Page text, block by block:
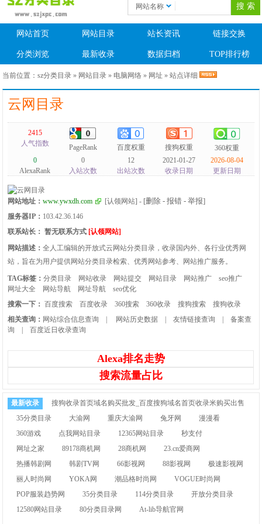
网站名称
网站首页 网站目录 站长资讯 链接交换
分类浏览 最新收录 数据归档 TOP排行榜
当前位置：sz分类目录 » 网站目录 » 电脑网络 » 网址 » 站点详细
云网目录
2415
人气指数
PageRank 百度权重 搜狗权重
360权重
0
AlexaRank
0
入站次数
12
出站次数
2021-01-27
收录日期
2026-08-04
更新日期
网站地址：www.ywxdh.com [认领网站] - [删除 - 报错 - 举报]
服务器IP： 103.42.36.146
联系站长： 暂无联系方式 [认领网站]
网站描述：全人工编辑的开放式云网站分类目录，收录国内外、各行业优秀网
站，旨在为用户提供网站分类目录检索、优秀网站参考、网站推广服务。
TAG标签：分类目录 网站收录 网站提交 网站目录 网站推广
seo推广
网址大全
网站导航 网址导航
seo优化
搜索一下： 百度搜索 百度收录 360搜索 360收录 搜狗搜索
搜狗收录
相关查询： 网站综合信息查询 网站历史数据 |友情链接查询 |备案查
询
|百度近日收录查询
Alexa排名走势
搜索流量占比
最新收录
搜狗收录首页域名购买批发_百度搜狗域名首页收录米购买出售
35分类目录
大渝网 重庆大渝网 兔牙网
漫漫看
360游戏
点我网站目录 12365网站目录
秒支付
网址之家
89178商机网 28商机网
23.cn爱商网
热播韩剧网
韩剧TV网 66影视网 88影视网
极速影视网
丽人时尚网
YOKA网 潮品格时尚网
VOGUE时尚网
POP服装趋势网
35分类目录 114分类目录
开放分类目录
12580网站目录
80分类目录网 At-lib导航官网